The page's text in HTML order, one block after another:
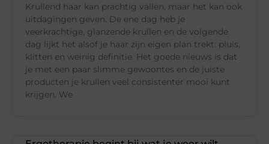
Krullend haar kan prachtig vallen, maar het kan ook
uitdagingen geven. De ene dag heb je
veerkrachtige, glanzende krullen en de volgende
dag lijkt het alsof je haar zijn eigen plan trekt: pluis,
klitten en weinig definitie. Het goede nieuws is dat
je met een paar slimme gewoontes en de juiste
producten je krullen veel consistenter mooi kunt
krijgen. We